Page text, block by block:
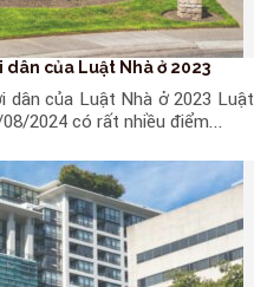
của Luật Nhà ở 2023
của Luật Nhà ở 2023 Luật
2024 có rất nhiều điểm...